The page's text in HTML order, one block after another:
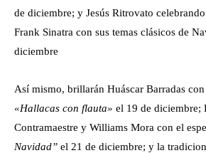
de diciembre; y Jesús Ritrovato
Frank Sinatra con sus temas clásicos de
diciembre
Así mismo, brillarán Huáscar Barradas
«Hallacas con flauta» el 19 de diciembre;
Contramaestre y Williams Mora con el
Navidad” el 21 de diciembre; y la